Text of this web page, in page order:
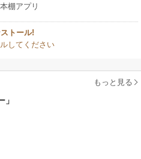
棚アプリ
トール!
してください
もっと見る
」